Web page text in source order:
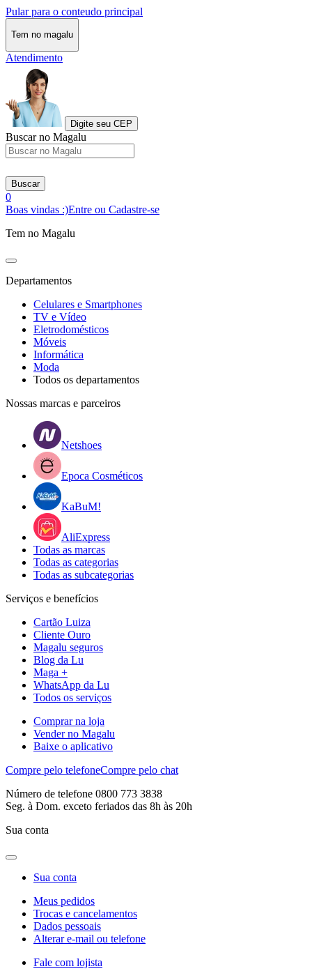
Pular para o conteudo principal
Tem no magalu
Atendimento
Digite seu CEP
Buscar no Magalu
Buscar
0
Boas vindas :)Entre ou Cadastre-se
Tem no Magalu
Departamentos
Celulares e Smartphones
TV e Vídeo
Eletrodomésticos
Móveis
Informática
Moda
Todos os departamentos
Nossas marcas e parceiros
Netshoes
Epoca Cosméticos
KaBuM!
AliExpress
Todas as marcas
Todas as categorias
Todas as subcategorias
Serviços e benefícios
Cartão Luiza
Cliente Ouro
Magalu seguros
Blog da Lu
Maga +
WhatsApp da Lu
Todos os serviços
Comprar na loja
Vender no Magalu
Baixe o aplicativo
Compre pelo telefoneCompre pelo chat
Número de telefone 0800 773 3838
Seg. à Dom. exceto feriados das 8h às 20h
Sua conta
Sua conta
Meus pedidos
Trocas e cancelamentos
Dados pessoais
Alterar e-mail ou telefone
Fale com lojista